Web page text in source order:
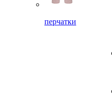
перчатки